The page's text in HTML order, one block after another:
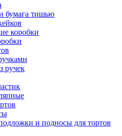
бумага тишью
коробки
ручек
и подносы для тортов